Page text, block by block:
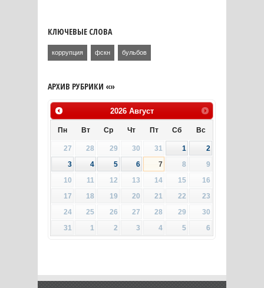
КЛЮЧЕВЫЕ СЛОВА
коррупция фскн бульбов
АРХИВ РУБРИКИ «»
2026 Август
Пн Вт Ср Чт Пт Сб Вс
27 28 29 30 31 1
2
3
4 5 6 7 8
9
10
11 12 13 14 15
16
17
18 19 20 21 22
23
24
25 26 27 28 29
30
31
1 2 3 4 5 6